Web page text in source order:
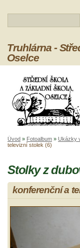
Truhlárna -
Oselce
Úvod » Fotoalbum » Ukázky
televizní stolek (6)
Stolky z
konferenční a